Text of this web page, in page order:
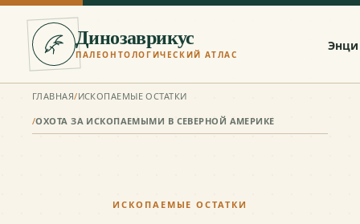
Динозаврикус
ПАЛЕОНТОЛОГИЧЕСКИЙ АТЛАС
ГЛАВНАЯ/ИСКОПАЕМЫЕ ОСТАТКИ
/ОХОТА ЗА ИСКОПАЕМЫМИ В СЕВЕРНОЙ АМЕРИКЕ
ИСКОПАЕМЫЕ ОСТАТКИ